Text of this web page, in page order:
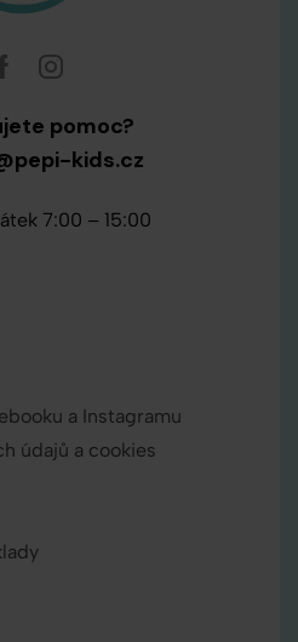
pomoc?
kids.cz
7:00 – 15:00
a Instagramu
údajů a cookies